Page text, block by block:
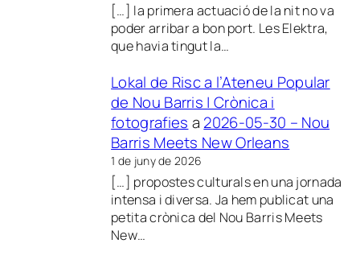
[…] la primera actuació de la nit no va
poder arribar a bon port. Les Elektra,
que havia tingut la…
Lokal de Risc a l’Ateneu Popular
de Nou Barris | Crònica i
fotografies a 2026-05-30 – Nou
Barris Meets New Orleans
1 de juny de 2026
[…] propostes culturals en una jornada
intensa i diversa. Ja hem publicat una
petita crònica del Nou Barris Meets
New…